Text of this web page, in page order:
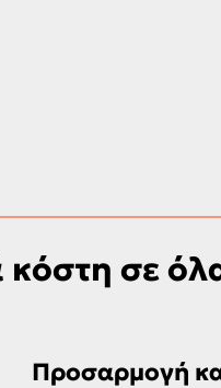
κόστη σε
Προσαρμογή